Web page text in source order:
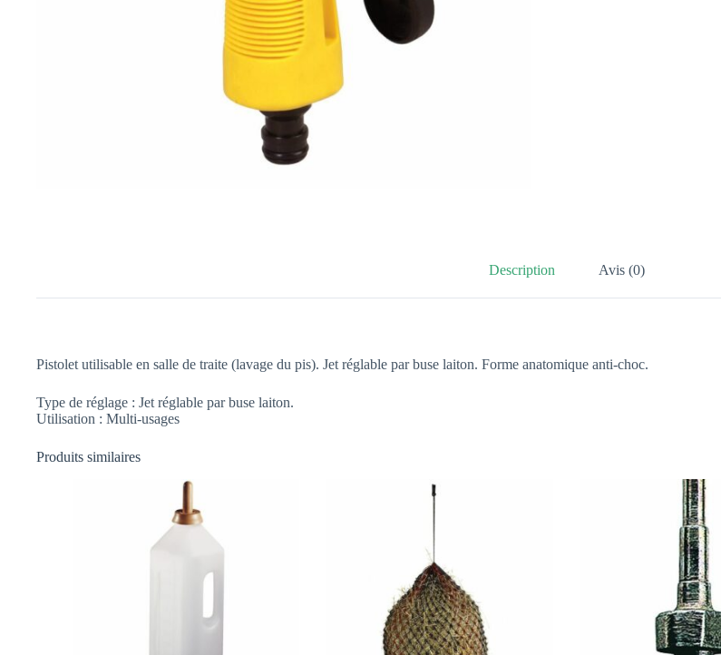
Description Avis (0)
Pistolet utilisable en salle de traite (lavage du pis). Jet réglable par buse laiton. Forme anatomique anti-choc.
Type de réglage : Jet réglable par buse laiton.
Utilisation : Multi-usages
Produits similaires